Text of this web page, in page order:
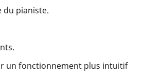
du pianiste.
un fonctionnement plus intuitif